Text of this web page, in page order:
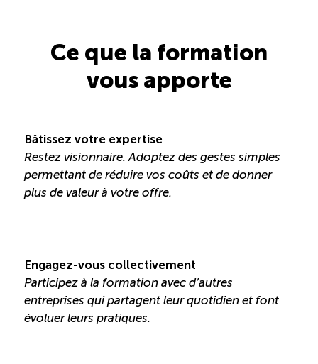
Ce que la formation
vous apporte
Bâtissez votre expertise
Restez visionnaire. Adoptez des gestes simples
permettant de réduire vos coûts et de donner
plus de valeur à votre offre.
Engagez-vous collectivement
Participez à la formation avec d’autres
entreprises qui partagent leur quotidien et font
évoluer leurs pratiques.